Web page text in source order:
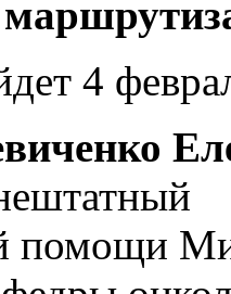
4
помощи